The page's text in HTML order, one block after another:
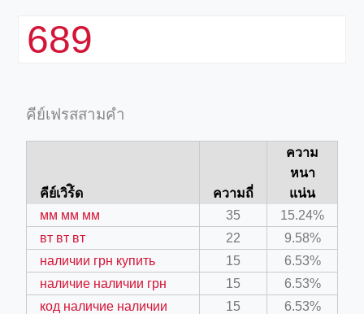
crew-neck-navy-blue/
689
คีย์เฟรสสามคำ
คีย์เวิร์ิด ความถี่
ความ
หนา
แน่น
мм мм мм
35
15.24%
вт вт вт
22
9.58%
наличии грн купить
15
6.53%
наличие наличии грн
15
6.53%
код наличие наличии
15
6.53%